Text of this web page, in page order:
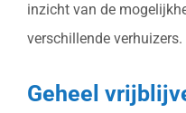
inzicht van de
verschillende verhuizers.
Geheel